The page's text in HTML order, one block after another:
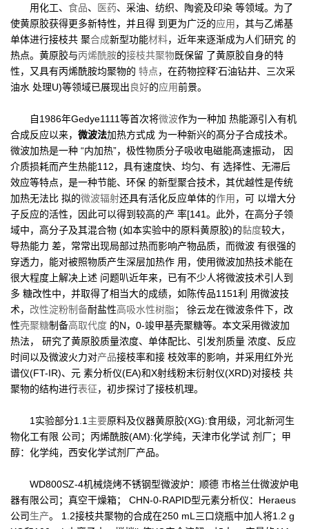
用化工、 食品、 医药、采油、纺织、陶瓷及印染 等领域。为了
使黄原胶获得更多新特性，并且得 到更为广泛的应用 ，其与乙烯基
单体进行接枝共 聚合成新型功能材料，近年来逐渐成为人们研究 的
热点。黄原胶与丙烯酰胺的接枝共聚物既保留 了黄原胶自身的特
性，又具有丙烯酰胺均聚物的 特点，在药物控释'石油钻井、三次采
油水 处理U)等领域已展现出良好的应用前景。
自1986年Gedye1111等首次将微波作为一种加 热能源引入有机
合成反应以来， 微波法加热方式成 为一种新兴的髙分子合成技术。
微波加热是一种 “内加热”，极性物质分子吸收电磁能髙速振动， 因
介质损耗而产生热能112，具有速度快、均匀、有 选择性、无滞后
效应等特点，是一种节能、环保 的新型聚合技术，其优越性是传统
加热无法比 拟的微波辐射还具有活化反应单体的作用 ，可 以增大分
子反应的活性，因此可以得到较高的产 率[141。此外，在高分子领
域中，高分子及其混合物 (如本实验中的原料黄原胶)的黏度较大，
导热能力 差，常常出现局部过热而影响产物品质，而微波 有很强的
穿透力，能对被照物质产生深层加热作 用，使用微波加热技术能在
很大程度上解决上述 问题叭近年来，已有不少人将微波技术引人到
多 糖改性中，并取得了相当大的成绩，如陈传品1151利 用微波技
术， 改性淀粉制备耐盐性高吸水性树脂； 徐云龙在微波条件下，改
性壳聚糖制备高取代度 的N，0-竣甲基壳聚糖等。本文采用微波加
热法， 研究了黄原胶质量浓度、单体配比、引发剂质量 浓度、反应
时间以及微波火力对产品接枝率和接 枝效率的影响，并采用红外光
谱仪(FT-IR)、元 素分析仪(EA)和X射线粉末衍射仪(XRD)对接枝 共
聚物的结构进行表征，初步探讨了接枝机理。
1实验部分1.1 主要原料及仪器黄原胶(XG):食用级，河北新河生
物化工有限 公司；丙烯酰胺(AM):化学纯，天津市化学试 剂厂；甲
醇：化学纯，西安化学试剂厂产品。
WD800SZ-4机械烧烤不锈钢型微波炉：顺德 市格兰仕微波炉电
器有限公司；真空干燥箱； CHN-0-RAPID型元素分析仪：Heraeus
公司生产。 1.2接枝共聚物的合成在250 mL三口烧瓶中加人将1.2 g